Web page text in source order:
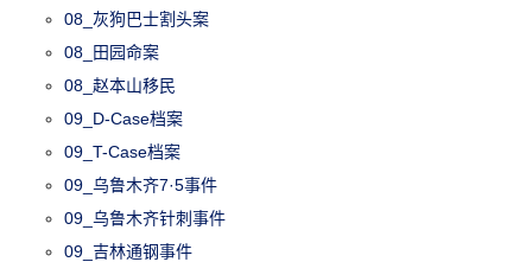
08_灰狗巴士割头案
08_田园命案
08_赵本山移民
09_D-Case档案
09_T-Case档案
09_乌鲁木齐7·5事件
09_乌鲁木齐针刺事件
09_吉林通钢事件